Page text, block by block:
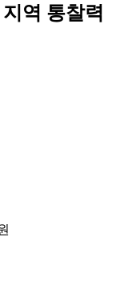
역 통찰력